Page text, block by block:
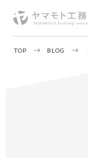
TOP BLOG